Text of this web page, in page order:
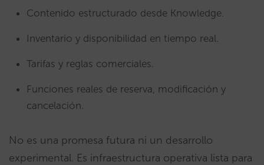
Contenido estructurado desde Knowledge.
Inventario y disponibilidad en tiempo real.
Tarifas y reglas comerciales.
Funciones reales de reserva, modificación y
cancelación.
No es una promesa futura ni un desarrollo
experimental. Es infraestructura operativa lista para